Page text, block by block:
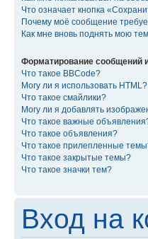
Что означает кнопка
Почему моё сообщение
Как мне вновь поднять мою
Форматирование сообщений
Что такое BBCode?
Могу ли я использовать HTML?
Что такое смайлики?
Могу ли я добавлять
Что такое важные
Что такое объявления?
Что такое прилепленные
Что такое закрытые темы?
Что такое значки тем?
Вход на